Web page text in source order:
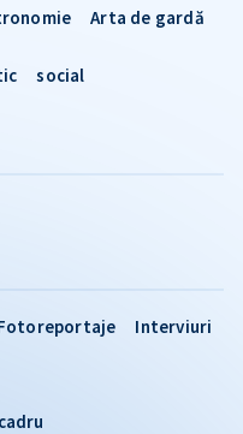
Interviuri
Arta de gardă
social